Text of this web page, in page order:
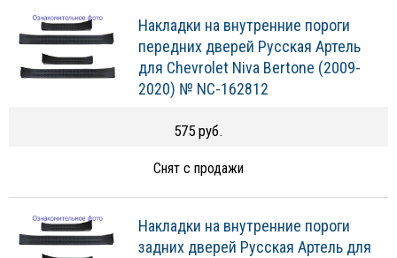
Накладки на внутренние пороги
передних дверей Русская Артель
для Chevrolet Niva Bertone (2009-
2020) № NC-162812
575 руб.
Снят с продажи
Накладки на внутренние пороги
задних дверей Русская Артель для